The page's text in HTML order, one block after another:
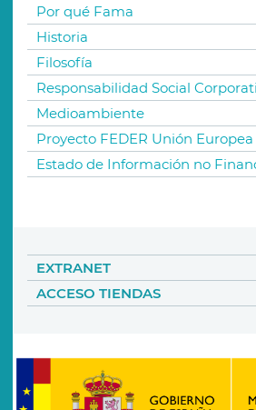
Por qué Fama
Historia
Filosofía
Responsabilidad Social
Medioambiente
Proyecto FEDER Unión Europea
Estado de Información no
EXTRANET
ACCESO TIENDAS